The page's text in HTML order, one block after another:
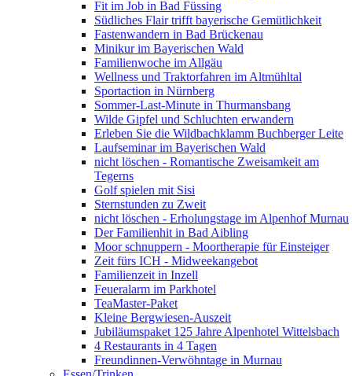
Fit im Job in Bad Füssing
Südliches Flair trifft bayerische Gemütlichkeit
Fastenwandern in Bad Brückenau
Minikur im Bayerischen Wald
Familienwoche im Allgäu
Wellness und Traktorfahren im Altmühltal
Sportaction in Nürnberg
Sommer-Last-Minute in Thurmansbang
Wilde Gipfel und Schluchten erwandern
Erleben Sie die Wildbachklamm Buchberger Leite
Laufseminar im Bayerischen Wald
nicht löschen - Romantische Zweisamkeit am
Tegerns
Golf spielen mit Sisi
Sternstunden zu Zweit
nicht löschen - Erholungstage im Alpenhof Murnau
Der Familienhit in Bad Aibling
Moor schnuppern - Moortherapie für Einsteiger
Zeit fürs ICH - Midweekangebot
Familienzeit in Inzell
Feueralarm im Parkhotel
TeaMaster-Paket
Kleine Bergwiesen-Auszeit
Jubiläumspaket 125 Jahre Alpenhotel Wittelsbach
4 Restaurants in 4 Tagen
Freundinnen-Verwöhntage in Murnau